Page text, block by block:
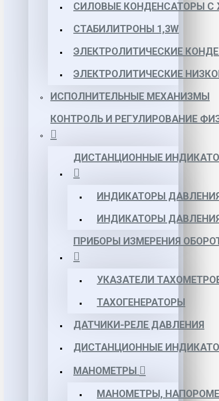
СИЛОВЫЕ КОНДЕНСАТОРЫ
СТАБИЛИТРОНЫ 1,3W
ЭЛЕКТРОЛИТИЧЕСКИЕ
ЭЛЕКТРОЛИТИЧЕСКИЕ
ИСПОЛНИТЕЛЬНЫЕ МЕХАНИЗМЫ
КОНТРОЛЬ И РЕГУЛИРОВАНИЕ
ДИСТАНЦИОННЫЕ
ИНДИКАТОРЫ
ИНДИКАТОРЫ
ПРИБОРЫ ИЗМЕРЕНИЯ
УКАЗАТЕЛИ
ТАХОГЕНЕРАТОРЫ
ДАТЧИКИ-РЕЛЕ ДАВЛЕНИЯ
ДИСТАНЦИОННЫЕ
МАНОМЕТРЫ
МАНОМЕТРЫ,